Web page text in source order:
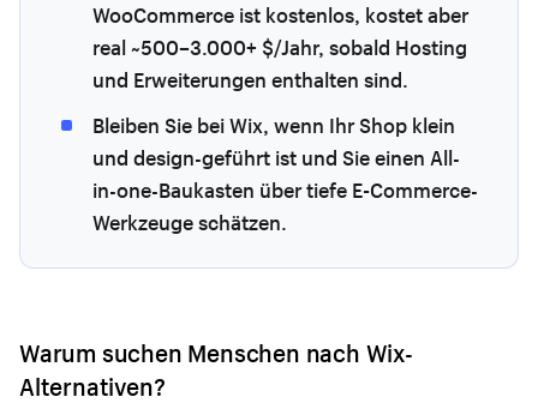
WooCommerce ist kostenlos, kostet aber
real ~500–3.000+ $/Jahr, sobald Hosting
und Erweiterungen enthalten sind.
Bleiben Sie bei Wix, wenn Ihr Shop klein
und design-geführt ist und Sie einen All-
in-one-Baukasten über tiefe E-Commerce-
Werkzeuge schätzen.
Warum suchen Menschen nach Wix-
Alternativen?